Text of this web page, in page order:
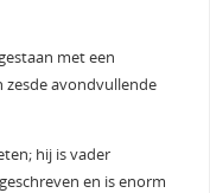
met een
zesde avondvullende
hij is vader
en is enorm